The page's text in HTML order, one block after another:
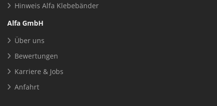
Hinweis Alfa Klebebänder
Alfa GmbH
Über uns
Bewertungen
Karriere & Jobs
Anfahrt